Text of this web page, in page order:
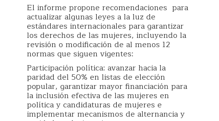
El informe propone recomendaciones para
actualizar algunas leyes a la luz de
estándares internacionales para garantizar
los derechos de las mujeres, incluyendo la
revisión o modificación de al menos 12
normas que siguen vigentes:
Participación política: avanzar hacia la
paridad del 50% en listas de elección
popular, garantizar mayor financiación para
la inclusión efectiva de las mujeres en
política y candidaturas de mujeres e
implementar mecanismos de alternancia y